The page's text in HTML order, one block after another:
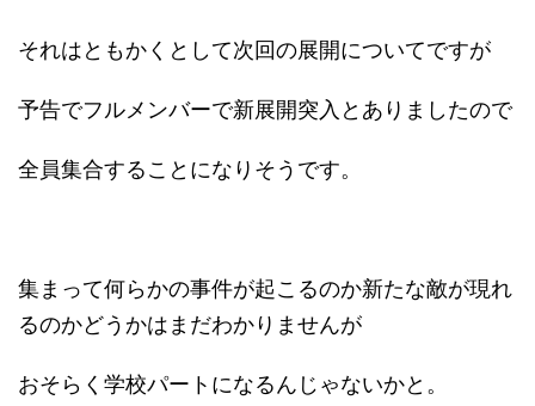
それはともかくとして次回の展開についてですが
予告でフルメンバーで新展開突入とありましたので
全員集合することになりそうです。
集まって何らかの事件が起こるのか新たな敵が現れ
るのかどうかはまだわかりませんが
おそらく学校パートになるんじゃないかと。